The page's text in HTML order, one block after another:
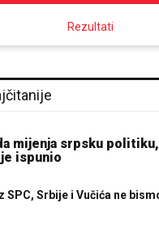
Rezultati
mijenja srpsku
ispunio
SPC, Srbije i Vučića ne